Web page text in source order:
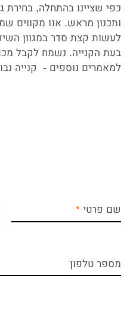
כפי שציינו בהתחלה, בחירת
ותכנון מראש. אנו מקווים
לעשות קצת סדר במגוון
בעת הקנייה. נשמח לקבל
למאמרים נוספים - קנייה
שם פרטי
מספר טלפון